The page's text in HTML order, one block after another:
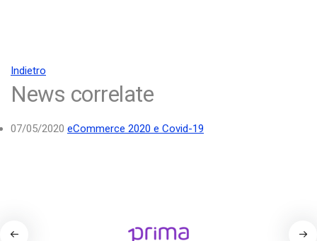
Indietro
News correlate
07/05/2020 eCommerce 2020 e Covid-19